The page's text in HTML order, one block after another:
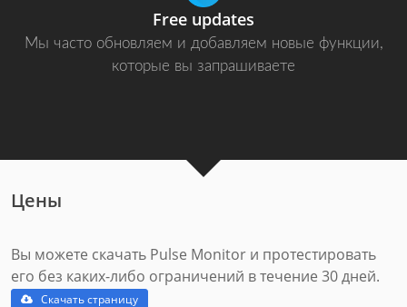
Free updates
Мы часто обновляем и добавляем новые функции,
которые вы запрашиваете
Цены
Вы можете скачать Pulse Monitor и протестировать
его без каких-либо ограничений в течение 30 дней.
Скачать страницу